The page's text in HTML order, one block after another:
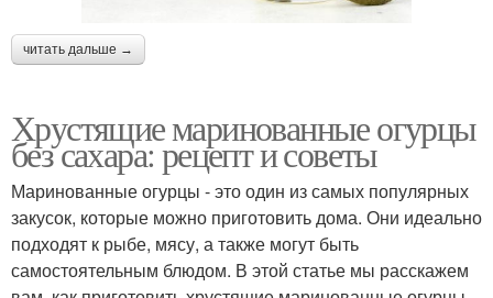
читать дальше →
Хрустящие маринованные огурцы
без сахара: рецепт и советы
Маринованные огурцы - это один из самых популярных
закусок, которые можно приготовить дома. Они идеально
подходят к рыбе, мясу, а также могут быть
самостоятельным блюдом. В этой статье мы расскажем